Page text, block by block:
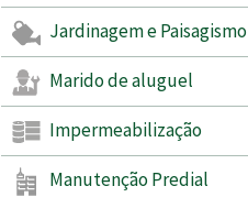
Jardinagem e Paisagismo
Marido de aluguel
Impermeabilização
Manutenção Predial